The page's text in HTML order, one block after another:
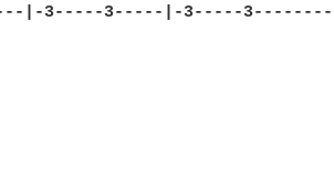
|-3-----3-----|-3-----